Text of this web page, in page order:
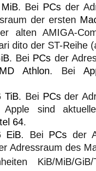
MiB. Bei PCs der
der ersten
alten AMIGA-
dito der ST-Reihe
. Bei PCs der
Athlon. Bei
TiB. Bei PCsder
sind
64.
EiB. Bei PCs der
Adressraum des
KiB/MiB/